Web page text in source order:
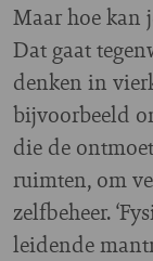
Maar hoe kan
Dat gaat
denken in
bijvoorbeeld
die de
ruimten, om
zelfbeheer.
leidende